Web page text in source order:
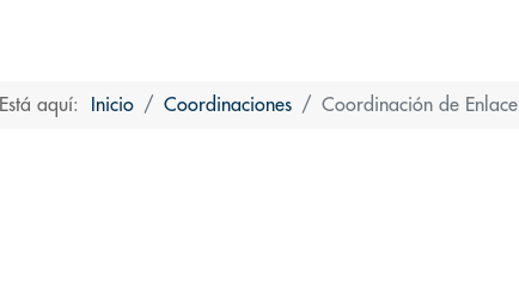
Está aquí: Inicio Coordinaciones Coordinación de